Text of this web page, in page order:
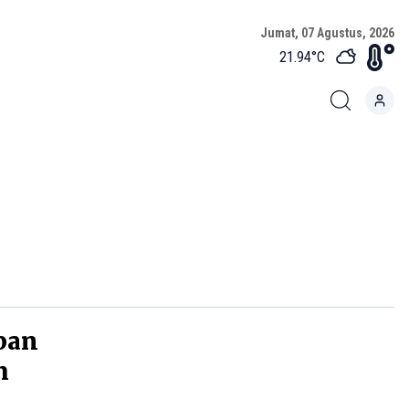
Jumat, 07 Agustus, 2026
21.94°C